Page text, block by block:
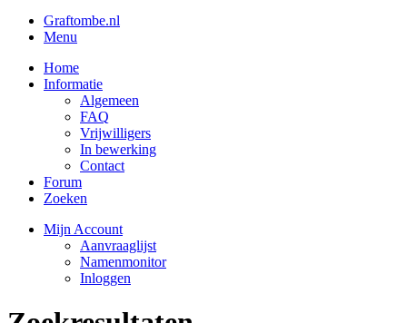
Graftombe.nl
Menu
Home
Informatie
Algemeen
FAQ
Vrijwilligers
In bewerking
Contact
Forum
Zoeken
Mijn Account
Aanvraaglijst
Namenmonitor
Inloggen